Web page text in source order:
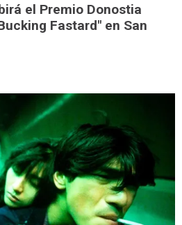
el Premio Donostia
Fastard" en San